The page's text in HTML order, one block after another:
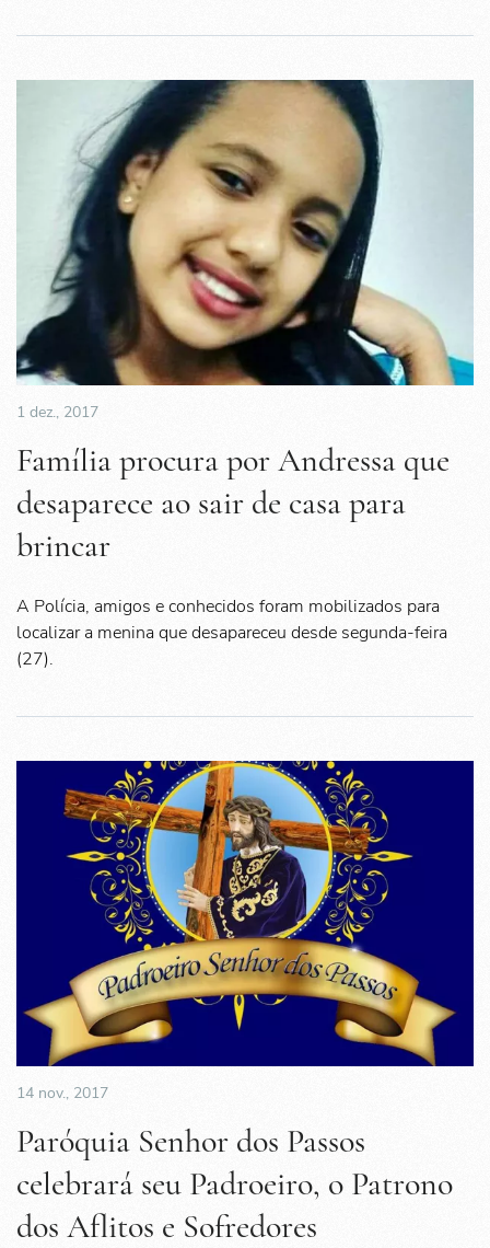
1 dez., 2017
Família procura por Andressa que
desaparece ao sair de casa para
brincar
A Polícia, amigos e conhecidos foram mobilizados para
localizar a menina que desapareceu desde segunda-feira
(27).
14 nov., 2017
Paróquia Senhor dos Passos
celebrará seu Padroeiro, o Patrono
dos Aflitos e Sofredores